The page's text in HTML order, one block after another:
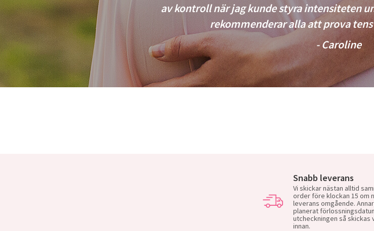
av kontroll när jag kunde styra intensiteten
rekommenderar alla att prova
- Caroline
Snabb leverans
Vi skickar nästan alltid
order före klockan 15 om
leverans omgående.
planerat
utcheckningen så skickas
innan.